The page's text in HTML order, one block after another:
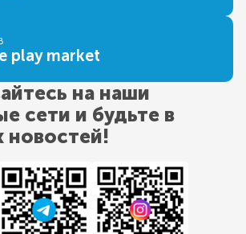
play market
на наши
сети и будьте в
новостей!